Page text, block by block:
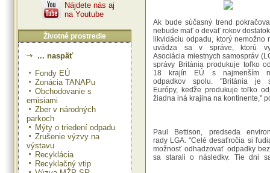
Nájdete nás aj
na Youtube
Životné prostredie
... naspäť
Fondy EÚ
Zonácia TANAPu
Obchodovanie s
emisiami
Zber v národných
parkoch
Mýty o triedení odpadu
Zrušenie výzvy na
výstavu
Recyklácia
Recyklačný vtip
Ak bude súčasný trend
nebude mať o deväť rokov
likvidáciu odpadu, ktorý nemožno
uvádza sa v správe, ktorú
Asociácia miestnych samospráv
správy Británia produkuje toľko
18 krajín EÚ s najmenším
odpadkov spolu. "Británia je
Európy, keďže produkuje toľko
žiadna iná krajina na kontinente,"
Paul Bettison, predseda
rady LGA. "Celé desaťročia si
možnosť odhadzovať odpadky
sa starali o následky. Tie dni